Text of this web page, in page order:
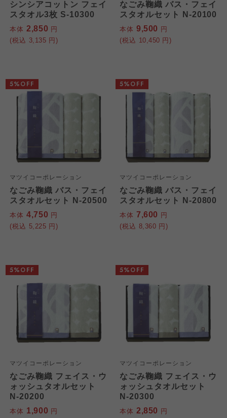
シンシアコットン フェイ
スタオル3枚 S-10300
本体 2,850 円
(税込 3,135 円)
なごみ鞠織 バス・フェイ
スタオルセット N-20100
本体 9,500 円
(税込 10,450 円)
マツイコーポレーション
なごみ鞠織 バス・フェイ
スタオルセット N-20500
本体 4,750 円
(税込 5,225 円)
5%OFF
マツイコーポレーション
なごみ鞠織 バス・フェイ
スタオルセット N-20800
本体 7,600 円
(税込 8,360 円)
5%OFF
マツイコーポレーション
なごみ鞠織 フェイス・ウ
ォッシュタオルセット
N-20200
本体 1,900 円
5%OFF
マツイコーポレーション
なごみ鞠織 フェイス・ウ
ォッシュタオルセット
N-20300
本体 2,850 円
5%OFF